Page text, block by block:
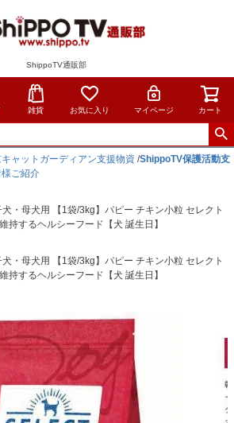
ShippoTV通販部
雑貨 お気に入り マイページ カート
ャットガーディアン支援物資 /ShippoTV保護活動支
ご紹介
・母犬用 【1袋/3kg】パピー チキン小粒 セレクト
持するヘルシーフード【犬 誕生日】
・母犬用 【1袋/3kg】パピー チキン小粒 セレクト
持するヘルシーフード【犬 誕生日】